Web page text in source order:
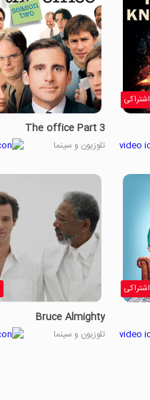
اشتراکی
The office Part 3
تلوزیون و سینما
اشتراکی
Bruce Almighty
تلوزیون و سینما